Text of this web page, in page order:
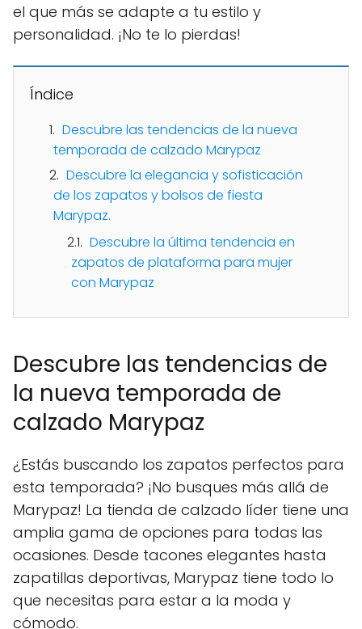
el que más se adapte a tu estilo y
personalidad. ¡No te lo pierdas!
Índice
Descubre las tendencias de la nueva
temporada de calzado Marypaz
Descubre la elegancia y sofisticación
de los zapatos y bolsos de fiesta
Marypaz.
Descubre la última tendencia en
zapatos de plataforma para mujer
con Marypaz
Descubre las tendencias de
la nueva temporada de
calzado Marypaz
¿Estás buscando los zapatos perfectos para
esta temporada? ¡No busques más allá de
Marypaz! La tienda de calzado líder tiene una
amplia gama de opciones para todas las
ocasiones. Desde tacones elegantes hasta
zapatillas deportivas, Marypaz tiene todo lo
que necesitas para estar a la moda y
cómodo.